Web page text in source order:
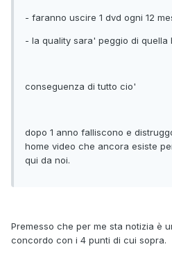
- faranno uscire 1 dvd ogni 12
- la quality sara' peggio di quella
conseguenza di tutto cio'
dopo 1 anno falliscono e
home video che ancora esiste
qui da noi.
Premesso che per me sta notizia è
concordo con i 4 punti di cui sopra.